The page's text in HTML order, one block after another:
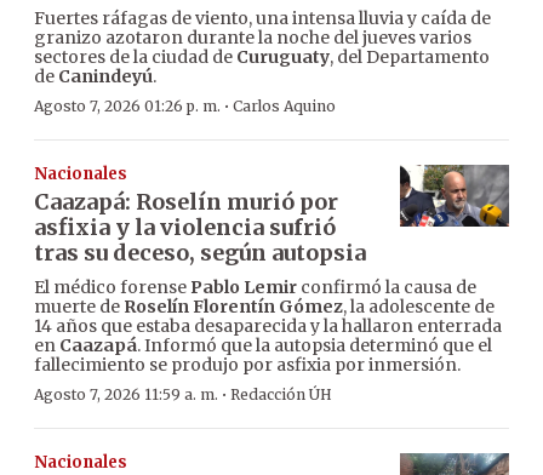
Fuertes ráfagas de viento, una intensa lluvia y caída de
granizo azotaron durante la noche del jueves varios
sectores de la ciudad de Curuguaty, del Departamento
de Canindeyú.
Agosto 7, 2026 01:26 p. m. · Carlos Aquino
Nacionales
Caazapá: Roselín murió por
asfixia y la violencia sufrió
tras su deceso, según autopsia
El médico forense Pablo Lemir confirmó la causa de
muerte de Roselín Florentín Gómez, la adolescente de
14 años que estaba desaparecida y la hallaron enterrada
en Caazapá. Informó que la autopsia determinó que el
fallecimiento se produjo por asfixia por inmersión.
Agosto 7, 2026 11:59 a. m. · Redacción ÚH
Nacionales